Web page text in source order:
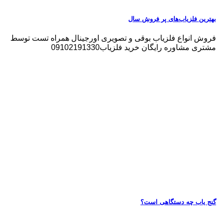
بهترین فلزیاب‌های پر فروش سال
فروش انواع فلزیاب بوقی و تصویری اورجینال همراه تست توسط
مشتری مشاوره رایگان خرید فلزیاب09102191330
گنج یاب چه دستگاهی است؟